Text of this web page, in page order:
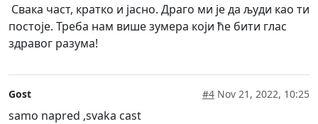
Свака част, кратко и јасно. Драго ми је да људи као ти
постоје. Треба нам више зумера који ће бити глас
здравог разума!
Gost #4 Nov 21, 2022, 10:25
samo napred ,svaka cast